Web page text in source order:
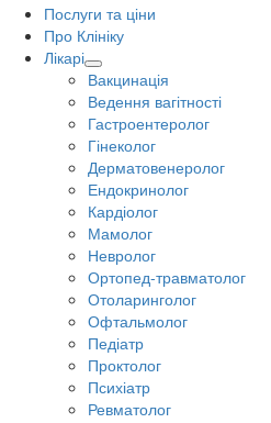
Послуги та ціни
Про Клініку
Лікарі
Вакцинація
Ведення вагітності
Гастроентеролог
Гінеколог
Дерматовенеролог
Ендокринолог
Кардіолог
Мамолог
Невролог
Ортопед-травматолог
Отоларинголог
Офтальмолог
Педіатр
Проктолог
Психіатр
Ревматолог